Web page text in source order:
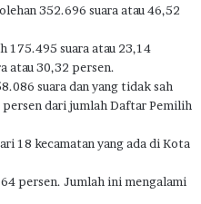
352.696 suara atau 46,52
175.495 suara atau 23,14
atau 30,32 persen.
suara dan yang tidak sah
dari jumlah Daftar Pemilih
18 kecamatan yang ada di Kota
persen. Jumlah ini mengalami